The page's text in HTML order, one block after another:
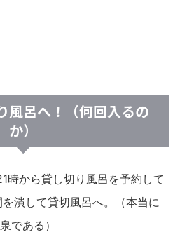
風呂へ！（何回入るの
か）
時から貸し切り風呂を予約して
潰して貸切風呂へ。（本当に
である）